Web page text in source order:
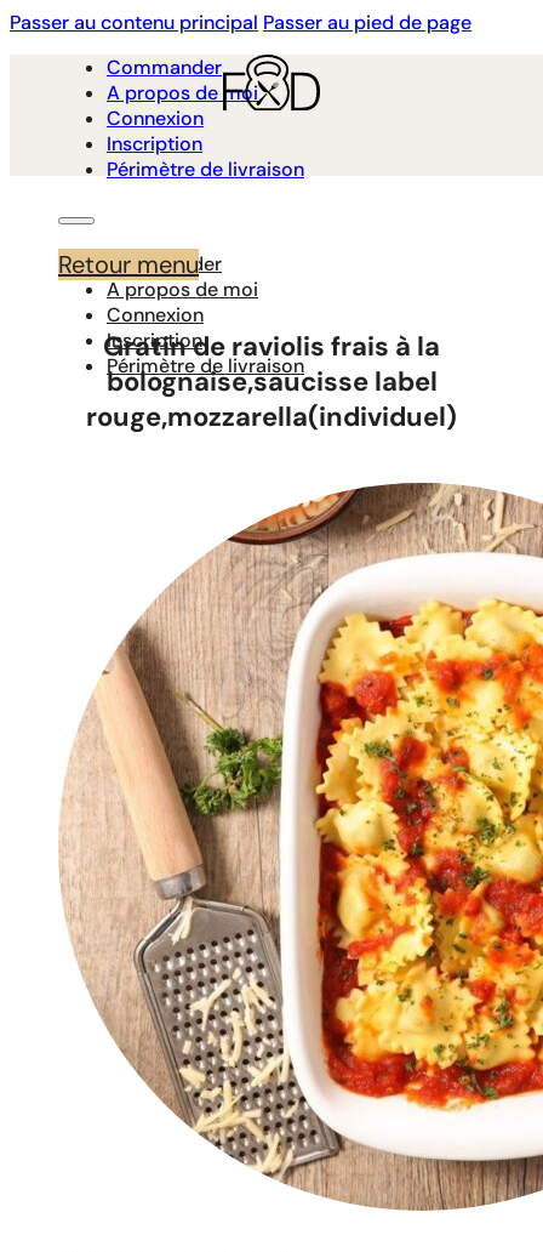
Passer au contenu principal Passer au pied de page
Commander
A propos de moi
Connexion
Inscription
Périmètre de livraison
Commander
A propos de moi
Connexion
Inscription
Périmètre de livraison
Retour menu
Gratin de raviolis frais à la
bolognaise,saucisse label
rouge,mozzarella(individuel)